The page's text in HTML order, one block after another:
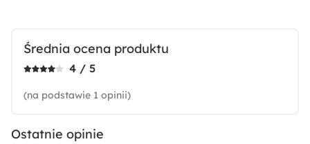
Średnia ocena produktu
4 / 5
(na podstawie 1 opinii)
Ostatnie opinie